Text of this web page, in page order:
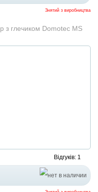
Знятий з виробництва
з глечиком Domotec MS
Відгуків: 1